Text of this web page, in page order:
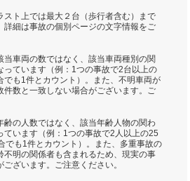
スト上では最大２台（歩行者含む）まで
詳細は事故の個別ページの文字情報をご
当車両の数ではなく、該当車両種別の関
っています（例：1つの事故で2台以上の
でも1件とカウント）。また、不明車両が
件数と一致しない場合がございます。ご
齢の人数ではなく、該当年齢人物の関わ
ています（例：1つの事故で2人以上の25
でも1件とカウント）。また、多重事故の
不明の関係者も含まれるため、現実の事
ざいます。ご注意ください。